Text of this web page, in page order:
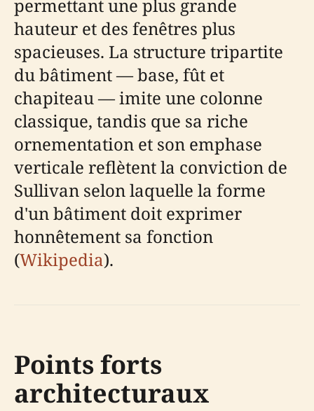
permettant une plus grande
hauteur et des fenêtres plus
spacieuses. La structure tripartite
du bâtiment — base, fût et
chapiteau — imite une colonne
classique, tandis que sa riche
ornementation et son emphase
verticale reflètent la conviction de
Sullivan selon laquelle la forme
d'un bâtiment doit exprimer
honnêtement sa fonction
(Wikipedia).
Points forts
architecturaux